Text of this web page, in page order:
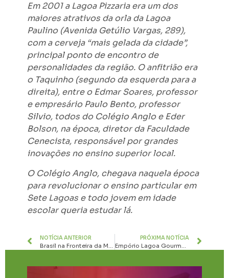
Em 2001 a Lagoa Pizzaria era um dos
maiores atrativos da orla da Lagoa
Paulino (Avenida Getúlio Vargas, 289),
com a cerveja “mais gelada da cidade”,
principal ponto de encontro de
personalidades da região. O anfitrião era
o Taquinho (segundo da esquerda para a
direita), entre o Edmar Soares, professor
e empresário Paulo Bento, professor
Silvio, todos do Colégio Anglo e Eder
Bolson, na época, diretor da Faculdade
Cenecista, responsável por grandes
inovações no ensino superior local.
O Colégio Anglo, chegava naquela época
para revolucionar o ensino particular em
Sete Lagoas e todo jovem em idade
escolar queria estudar lá.
NOTÍCIA ANTERIOR
Brasil na Fronteira da Medicina: Molécula Nacional Pode Reverter Lesões Medulares
PRÓXIMA NOTÍCIA
Empório Lagoa Gourmet retoma Café Colonial aos domingos e promove programação especial no Dia da Mulher